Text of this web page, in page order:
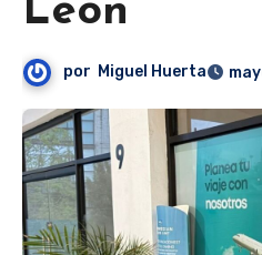
León
por Miguel Huerta